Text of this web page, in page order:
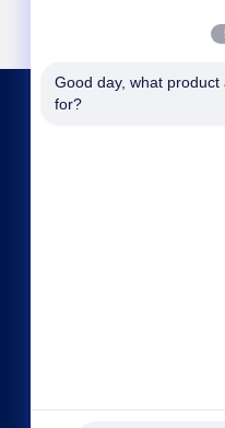
Good day, what product
for?